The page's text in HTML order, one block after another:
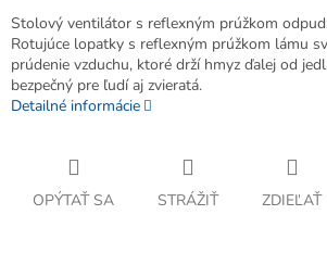
Stolový ventilátor s reflexným prúžkom
Rotujúce lopatky s reflexným prúžkom lámu
prúdenie vzduchu, ktoré drží hmyz ďalej od
bezpečný pre ľudí aj zvieratá.
Detailné informácie
OPÝTAŤ SA STRÁŽIŤ ZDIEĽAŤ